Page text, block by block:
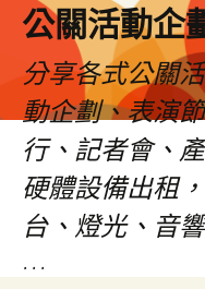
公關活動企
分享各式公關
動企劃、表演
行、記者會、
硬體設備出租
台、燈光、音
…